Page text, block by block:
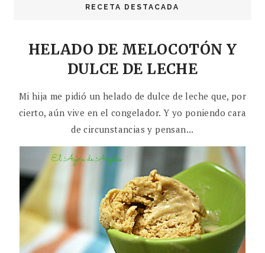
RECETA DESTACADA
HELADO DE MELOCOTÓN Y
DULCE DE LECHE
Mi hija me pidió un helado de dulce de leche que, por
cierto, aún vive en el congelador. Y yo poniendo cara
de circunstancias y pensan...